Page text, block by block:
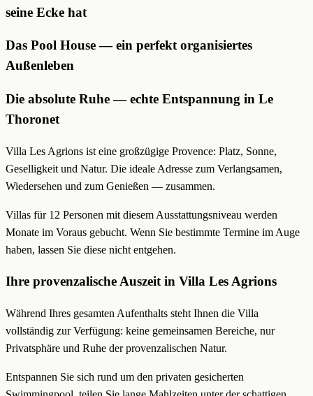
seine Ecke hat
Das Pool House — ein perfekt organisiertes
Außenleben
Die absolute Ruhe — echte Entspannung in Le
Thoronet
Villa Les Agrions ist eine großzügige Provence: Platz, Sonne,
Geselligkeit und Natur. Die ideale Adresse zum Verlangsamen,
Wiedersehen und zum Genießen — zusammen.
Villas für 12 Personen mit diesem Ausstattungsniveau werden
Monate im Voraus gebucht. Wenn Sie bestimmte Termine im Auge
haben, lassen Sie diese nicht entgehen.
Ihre provenzalische Auszeit in Villa Les Agrions
Während Ihres gesamten Aufenthalts steht Ihnen die Villa
vollständig zur Verfügung: keine gemeinsamen Bereiche, nur
Privatsphäre und Ruhe der provenzalischen Natur.
Entspannen Sie sich rund um den privaten gesicherten